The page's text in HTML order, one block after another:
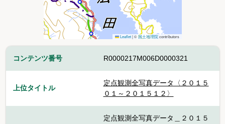
Leaflet |©国土地理院contributors
コンテンツ番号 R0000217M006D0000321
上位タイトル
定点観測全写真データ〈２０１５
０１～２０１５１２〉
定点観測全写真データ＿２０１５